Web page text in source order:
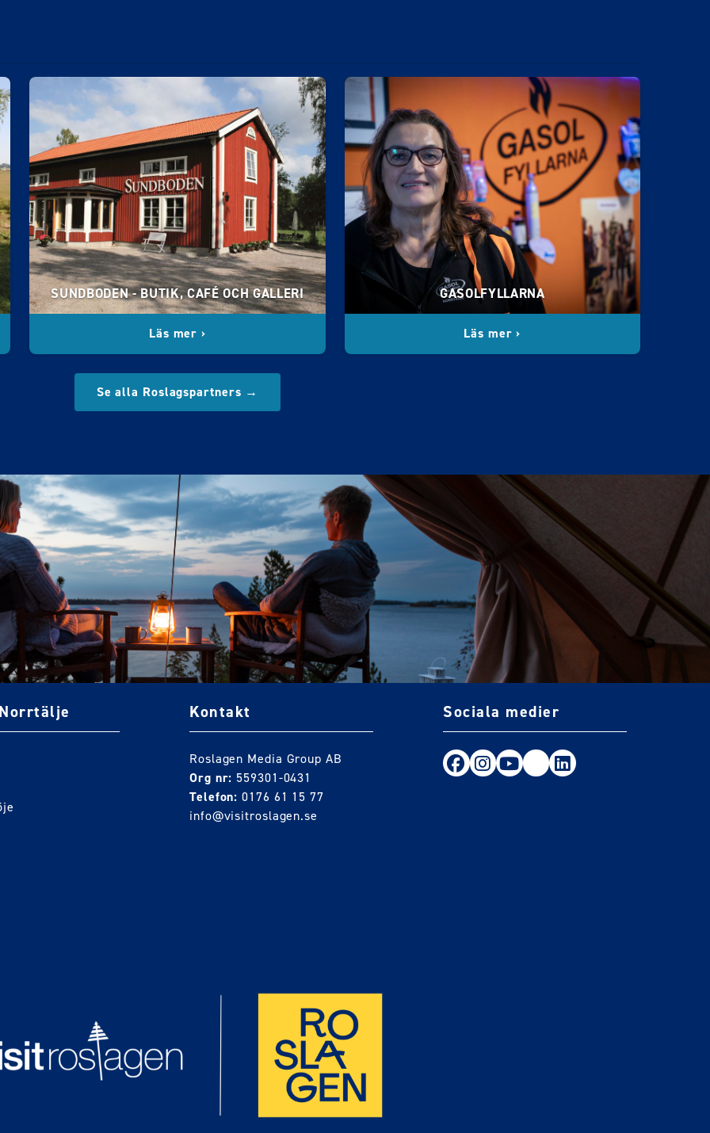
SUNDBODEN - BUTIK, CAFÉ OCH GALLERI
Läs mer ›
GASOLFYLLARNA
Läs mer ›
Se alla Roslagspartners →
Kontakt
Roslagen Media Group AB
Org nr: 559301-0431
Telefon: 0176 61 15 77
info@visitroslagen.se
Sociala medier
Följ oss på Facebook
Följ oss på Instagram
Följ oss på Youtube
TikTokLinkedIn